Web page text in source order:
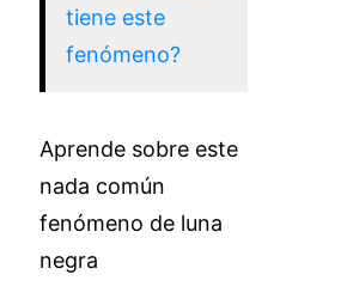
tiene este
fenómeno?
Aprende sobre este
nada común
fenómeno de luna
negra